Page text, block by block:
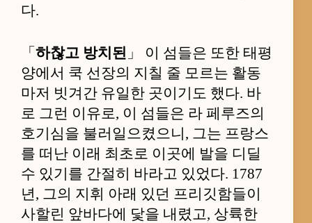
다.
「 하찮고 방치된 」 이 섬들은 또한 태평
양에서 쿡 선장의 지칠 줄 모르는 활동
마저 빗겨간 유일한 곳이기도 했다. 바
로 그런 이유로, 이 섬들은 라 페루즈의
호기심을 불러일으켰으니, 그는 프랑스
를 떠난 이래 최초로 이곳에 발을 디딜
수 있기를 간절히 바라고 있었다. 1787
년, 그의 지휘 아래 있던 프리깃함들이
사할린 앞바다에 닻을 내렸고, 상륙한